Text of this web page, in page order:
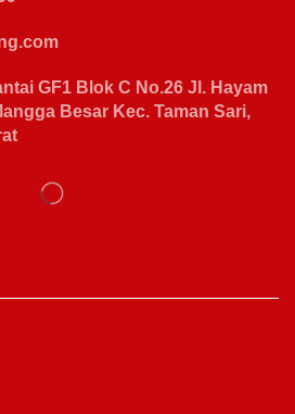
GF1 Blok C No.26 Jl. Hayam
Besar Kec. Taman Sari,